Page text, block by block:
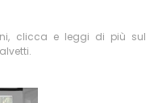
clicca e leggi di più sul